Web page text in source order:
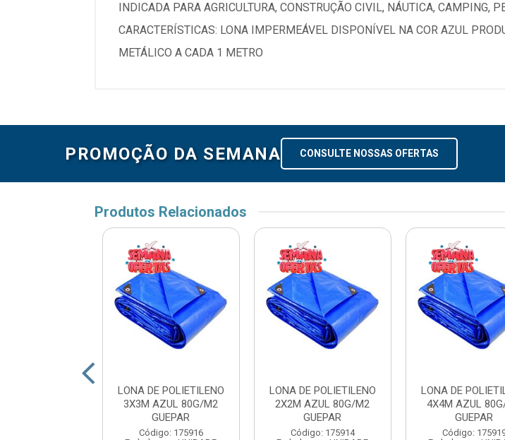
INDICADA PARA AGRICULTURA, CONSTRUÇÃO CIVIL, NÁUTICA, CAMPING,
CARACTERÍSTICAS: LONA IMPERMEÁVEL DISPONÍVEL NA COR AZUL
METÁLICO A CADA 1 METRO
PROMOÇÃO DA SEMANA CONSULTE NOSSAS OFERTAS
Produtos Relacionados
LONA DE POLIETILENO
3X3M AZUL 80G/M2
GUEPAR
Código: 175916
LONA DE POLIETILENO
2X2M AZUL 80G/M2
GUEPAR
Código: 175914
LONA DE
4X4M AZUL
GUEPAR
Código: